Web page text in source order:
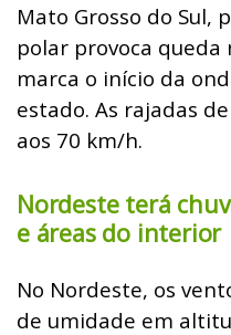
Mato Grosso do Sul,
polar provoca
marca o início da
estado. As rajadas
aos 70 km/h.
Nordeste terá
e áreas do interior
No Nordeste, os
de umidade em